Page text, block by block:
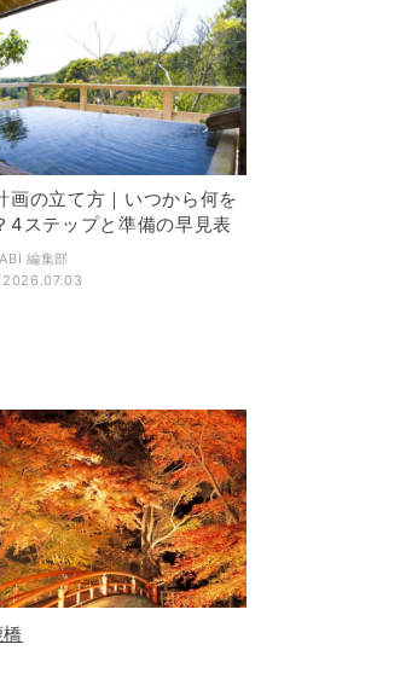
画の立て方｜いつから何を
4ステップと準備の早見表
編集部
2026.07.03